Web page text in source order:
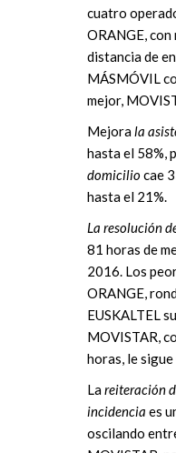
cuatro
ORANGE, con
distancia de
MÁSMÓVIL
mejor,
Mejorala
hasta el 58%,
domiciliocae
hasta el 21%.
La resolución
81 horas de
2016. Los
ORANGE,
EUSKALTEL
MOVISTAR,
horas, le
Lareiteración
incidencia es
oscilando